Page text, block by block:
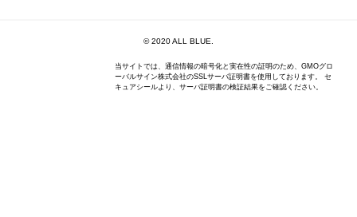
© 2020 ALL BLUE.
当サイトでは、通信情報の暗号化と実在性の証明のため、GMOグロ
ーバルサイン株式会社のSSLサーバ証明書を使用しております。 セ
キュアシールより、サーバ証明書の検証結果をご確認ください。